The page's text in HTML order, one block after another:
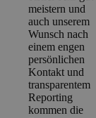
meistern und
auch unserem
Wunsch nach
einem engen
persönlichen
Kontakt und
transparentem
Reporting
kommen die